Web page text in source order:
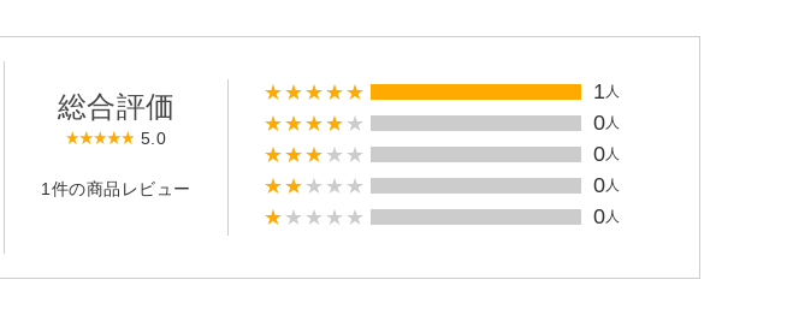
総合評価
5.0
1件の商品レビュー
1 人
0 人
0 人
0 人
0 人